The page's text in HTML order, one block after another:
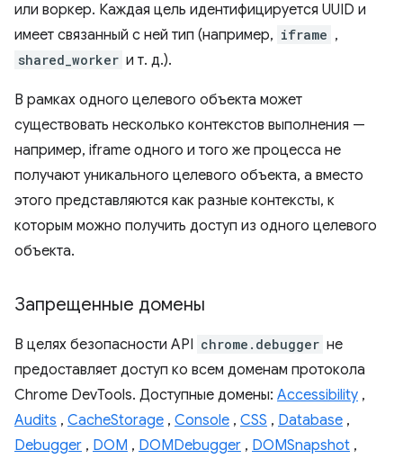
или воркер. Каждая цель идентифицируется UUID и
имеет связанный с ней тип (например, iframe ,
shared_worker и т. д.).
В рамках одного целевого объекта может
существовать несколько контекстов выполнения —
например, iframe одного и того же процесса не
получают уникального целевого объекта, а вместо
этого представляются как разные контексты, к
которым можно получить доступ из одного целевого
объекта.
Запрещенные домены
В целях безопасности API chrome.debugger не
предоставляет доступ ко всем доменам протокола
Chrome DevTools. Доступные домены: Accessibility ,
Audits , CacheStorage , Console , CSS , Database ,
Debugger , DOM , DOMDebugger , DOMSnapshot ,